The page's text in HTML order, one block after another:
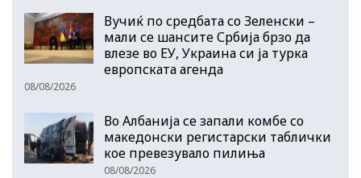
Вучиќ по средбата со Зеленски –
мали се шансите Србија брзо да
влезе во ЕУ, Украина си ја турка
европската агенда
08/08/2026
Во Албанија се запали комбе со
македонски регистарски таблички
кое превезувало пилиња
08/08/2026